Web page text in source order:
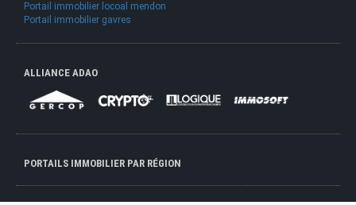
Portail immobilier locoal mendon
Portail immobilier gavres
ALLIANCE ADAO
PORTAILS IMMOBILIER PAR RÉGION